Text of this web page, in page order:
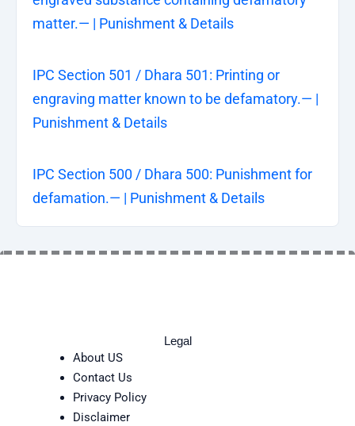
matter.— | Punishment & Details
IPC Section 501 / Dhara 501: Printing or
engraving matter known to be defamatory.— |
Punishment & Details
IPC Section 500 / Dhara 500: Punishment for
defamation.— | Punishment & Details
Legal
About US
Contact Us
Privacy Policy
Disclaimer